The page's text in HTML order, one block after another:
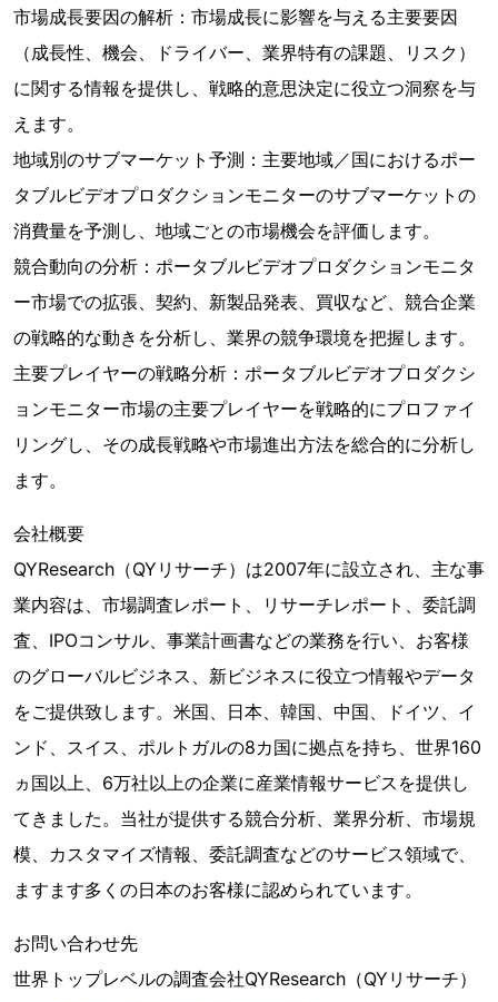
市場成長要因の解析：市場成長に影響を与える主要要因
（成長性、機会、ドライバー、業界特有の課題、リスク）
に関する情報を提供し、戦略的意思決定に役立つ洞察を与
えます。
地域別のサブマーケット予測：主要地域／国におけるポー
タブルビデオプロダクションモニターのサブマーケットの
消費量を予測し、地域ごとの市場機会を評価します。
競合動向の分析：ポータブルビデオプロダクションモニタ
ー市場での拡張、契約、新製品発表、買収など、競合企業
の戦略的な動きを分析し、業界の競争環境を把握します。
主要プレイヤーの戦略分析：ポータブルビデオプロダクシ
ョンモニター市場の主要プレイヤーを戦略的にプロファイ
リングし、その成長戦略や市場進出方法を総合的に分析し
ます。
会社概要
QYResearch（QYリサーチ）は2007年に設立され、主な事
業内容は、市場調査レポート、リサーチレポート、委託調
査、IPOコンサル、事業計画書などの業務を行い、お客様
のグローバルビジネス、新ビジネスに役立つ情報やデータ
をご提供致します。米国、日本、韓国、中国、ドイツ、イ
ンド、スイス、ポルトガルの8カ国に拠点を持ち、世界160
ヵ国以上、6万社以上の企業に産業情報サービスを提供し
てきました。当社が提供する競合分析、業界分析、市場規
模、カスタマイズ情報、委託調査などのサービス領域で、
ますます多くの日本のお客様に認められています。
お問い合わせ先
世界トップレベルの調査会社QYResearch（QYリサーチ）